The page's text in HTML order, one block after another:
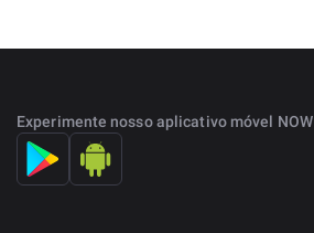
Experimente nosso aplicativo móvel NOW